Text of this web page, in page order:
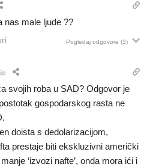
nas male ljude ??
Pogledaj odgovore (3)
svojih roba u SAD? Odgovor je
gospodarskog rasta ne
doista s dedolarizacijom,
prestaje biti ekskluzivni američki
‘izvozi nafte’, onda mora ići i